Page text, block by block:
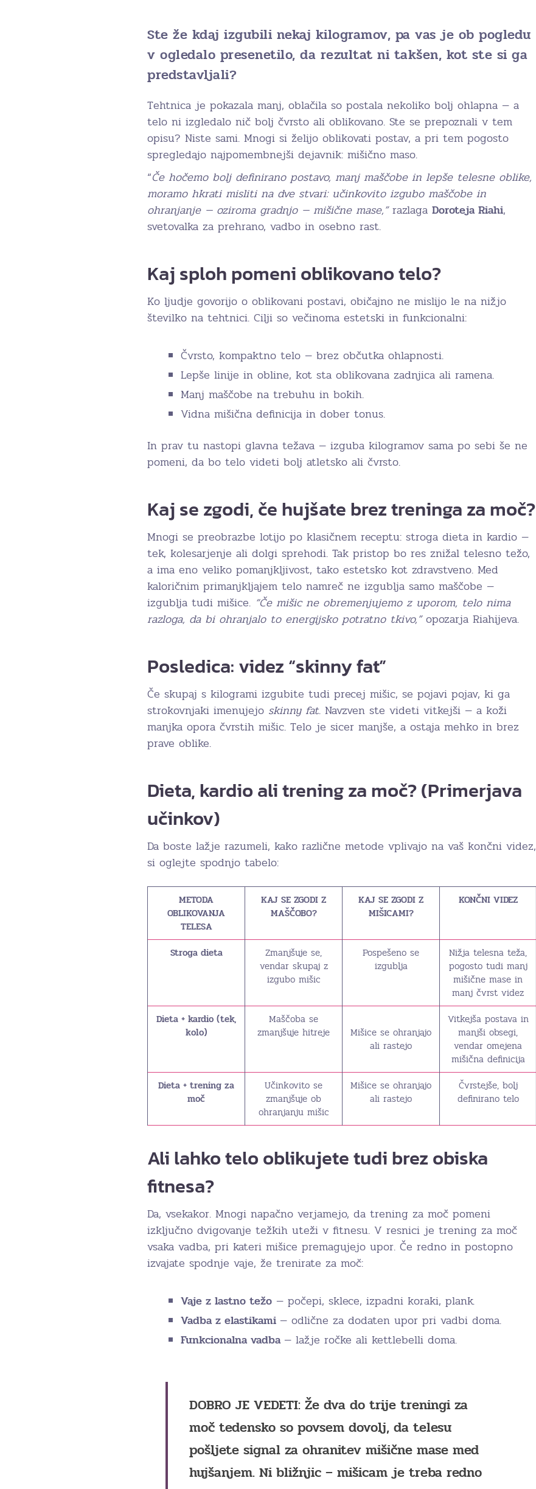
Ste že kdaj izgubili nekaj kilogramov, pa vas je ob pogledu
v ogledalo presenetilo, da rezultat ni takšen, kot ste si ga
predstavljali?
Tehtnica je pokazala manj, oblačila so postala nekoliko bolj ohlapna — a
telo ni izgledalo nič bolj čvrsto ali oblikovano. Ste se prepoznali v tem
opisu? Niste sami. Mnogi si želijo oblikovati postav, a pri tem pogosto
spregledajo najpomembnejši dejavnik: mišično maso.
“Če hočemo bolj definirano postavo, manj maščobe in lepše telesne oblike,
moramo hkrati misliti na dve stvari: učinkovito izgubo maščobe in
ohranjanje — oziroma gradnjo — mišične mase,”razlaga Doroteja Riahi,
svetovalka za prehrano, vadbo in osebno rast.
Kaj sploh pomeni oblikovano telo?
Ko ljudje govorijo o oblikovani postavi, običajno ne mislijo le na nižjo
številko na tehtnici. Cilji so večinoma estetski in funkcionalni:
Čvrsto, kompaktno telo — brez občutka ohlapnosti.
Lepše linije in obline, kot sta oblikovana zadnjica ali ramena.
Manj maščobe na trebuhu in bokih.
Vidna mišična definicija in dober tonus.
In prav tu nastopi glavna težava — izguba kilogramov sama po sebi še ne
pomeni, da bo telo videti bolj atletsko ali čvrsto.
Kaj se zgodi, če hujšate brez treninga za moč?
Mnogi se preobrazbe lotijo po klasičnem receptu: stroga dieta in kardio —
tek, kolesarjenje ali dolgi sprehodi. Tak pristop bo res znižal telesno težo,
a ima eno veliko pomanjkljivost, tako estetsko kot zdravstveno. Med
kaloričnim primanjkljajem telo namreč ne izgublja samo maščobe —
izgublja tudi mišice. “Če mišic ne obremenjujemo z uporom, telo nima
razloga, da bi ohranjalo to energijsko potratno tkivo,”opozarja Riahijeva.
Posledica: videz “skinny fat”
Če skupaj s kilogrami izgubite tudi precej mišic, se pojavi pojav, ki ga
strokovnjaki imenujejo skinny fat. Navzven ste videti vitkejši — a koži
manjka opora čvrstih mišic. Telo je sicer manjše, a ostaja mehko in brez
prave oblike.
Dieta, kardio ali trening za moč? (Primerjava
učinkov)
Da boste lažje razumeli, kako različne metode vplivajo na vaš končni videz,
si oglejte spodnjo tabelo:
METODA
OBLIKOVANJA
TELESA
KAJ SE ZGODI Z
MAŠČOBO?
KAJ SE ZGODI Z
MIŠICAMI?
KONČNI VIDEZ
Stroga dieta
Zmanjšuje se,
vendar skupaj z
izgubo mišic
Pospešeno se
izgublja
Nižja telesna teža,
pogosto tudi manj
mišične mase in
manj čvrst videz
Dieta + kardio (tek,
kolo)
Maščoba se
zmanjšuje hitreje
Mišice se ohranjajo
ali rastejo
Vitkejša postava in
manjši obsegi,
vendar omejena
mišična definicija
Dieta + trening za
moč
Učinkovito se
zmanjšuje ob
ohranjanju mišic
Mišice se ohranjajo
ali rastejo
Čvrstejše, bolj
definirano telo
Ali lahko telo oblikujete tudi brez obiska
fitnesa?
Da, vsekakor. Mnogi napačno verjamejo, da trening za moč pomeni
izključno dvigovanje težkih uteži v fitnesu. V resnici je trening za moč
vsaka vadba, pri kateri mišice premagujejo upor. Če redno in postopno
izvajate spodnje vaje, že trenirate za moč:
Vaje z lastno težo — počepi, sklece, izpadni koraki, plank.
Vadba z elastikami — odlične za dodaten upor pri vadbi doma.
Funkcionalna vadba — lažje ročke ali kettlebelli doma.
DOBRO JE VEDETI: Že dva do trije treningi za
moč tedensko so povsem dovolj, da telesu
pošljete signal za ohranitev mišične mase med
hujšanjem. Ni bližnjic – mišicam je treba redno